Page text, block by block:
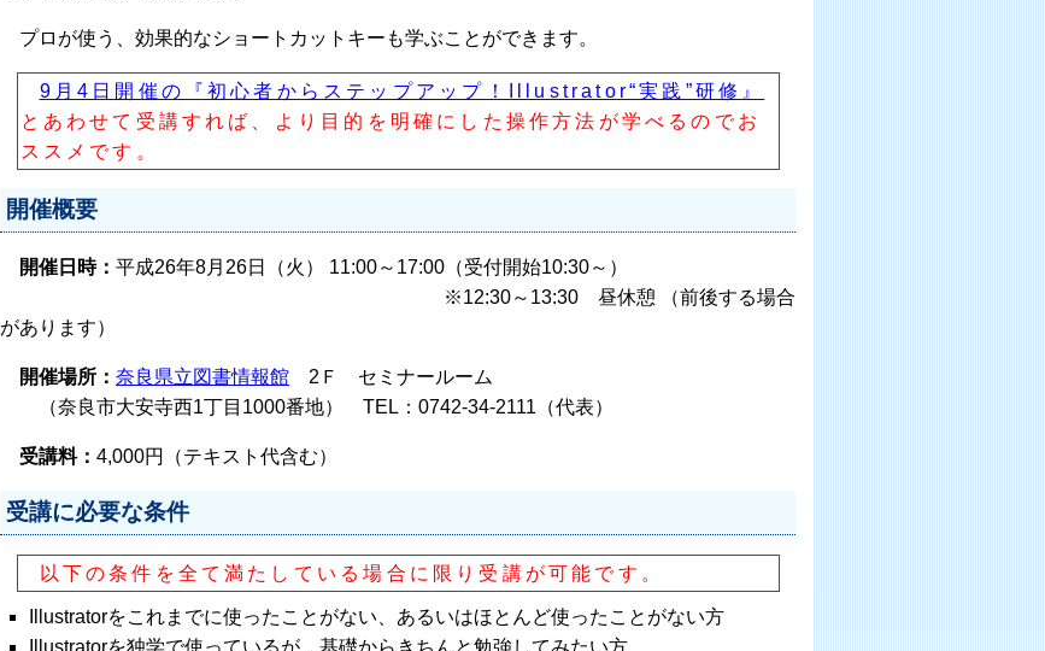
プロが使う、効果的なショートカットキーも学ぶことができます。
9月4日開催の『初心者からステップアップ！Illustrator“実践”研修』
とあわせて受講すれば、より目的を明確にした操作方法が学べるのでお
ススメです。
開催概要
開催日時： 平成26年8月26日（火） 11:00～17:00（受付開始10:30～）
※12:30～13:30 昼休憩 （前後する場合
があります）
開催場所： 奈良県立図書情報館 2Ｆ セミナールーム
（奈良市大安寺西1丁目1000番地） TEL：0742-34-2111（代表）
受講料： 4,000円（テキスト代含む）
受講に必要な条件
以下の条件を全て満たしている場合に限り受講が可能です。
Illustratorをこれまでに使ったことがない、あるいはほとんど使ったことがない方